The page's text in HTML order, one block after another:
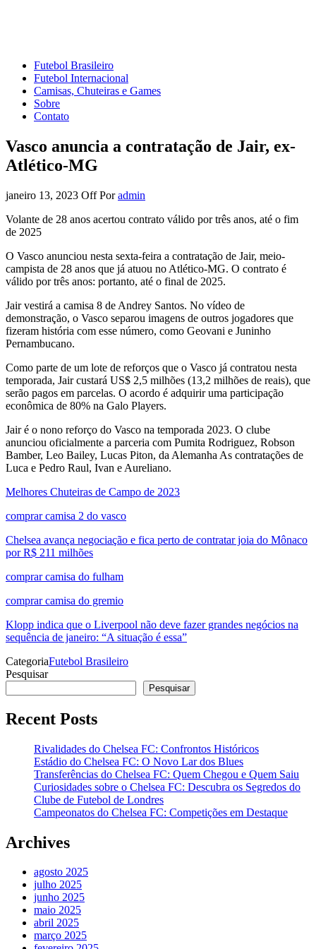
Futebol Brasileiro
Futebol Internacional
Camisas, Chuteiras e Games
Sobre
Contato
Vasco anuncia a contratação de Jair, ex-
Atlético-MG
janeiro 13, 2023 OffPor admin
Volante de 28 anos acertou contrato válido por três anos, até o fim
de 2025
O Vasco anunciou nesta sexta-feira a contratação de Jair, meio-
campista de 28 anos que já atuou no Atlético-MG. O contrato é
válido por três anos: portanto, até o final de 2025.
Jair vestirá a camisa 8 de Andrey Santos. No vídeo de
demonstração, o Vasco separou imagens de outros jogadores que
fizeram história com esse número, como Geovani e Juninho
Pernambucano.
Como parte de um lote de reforços que o Vasco já contratou nesta
temporada, Jair custará US$ 2,5 milhões (13,2 milhões de reais), que
serão pagos em parcelas. O acordo é adquirir uma participação
econômica de 80% na Galo Players.
Jair é o nono reforço do Vasco na temporada 2023. O clube
anunciou oficialmente a parceria com Pumita Rodriguez, Robson
Bamber, Leo Bailey, Lucas Piton, da Alemanha As contratações de
Luca e Pedro Raul, Ivan e Aureliano.
Melhores Chuteiras de Campo de 2023
comprar camisa 2 do vasco
Chelsea avança negociação e fica perto de contratar joia do Mônaco
por R$ 211 milhões
comprar camisa do fulham
comprar camisa do gremio
Klopp indica que o Liverpool não deve fazer grandes negócios na
sequência de janeiro: “A situação é essa”
CategoriaFutebol Brasileiro
Pesquisar
Pesquisar
Recent Posts
Rivalidades do Chelsea FC: Confrontos Históricos
Estádio do Chelsea FC: O Novo Lar dos Blues
Transferências do Chelsea FC: Quem Chegou e Quem Saiu
Curiosidades sobre o Chelsea FC: Descubra os Segredos do
Clube de Futebol de Londres
Campeonatos do Chelsea FC: Competições em Destaque
Archives
agosto 2025
julho 2025
junho 2025
maio 2025
abril 2025
março 2025